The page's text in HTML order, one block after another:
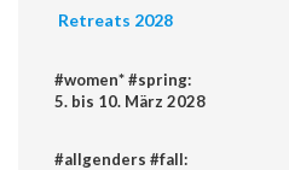
Retreats 2028
#women* #spring:
5. bis 10. März 2028
#allgenders #fall: